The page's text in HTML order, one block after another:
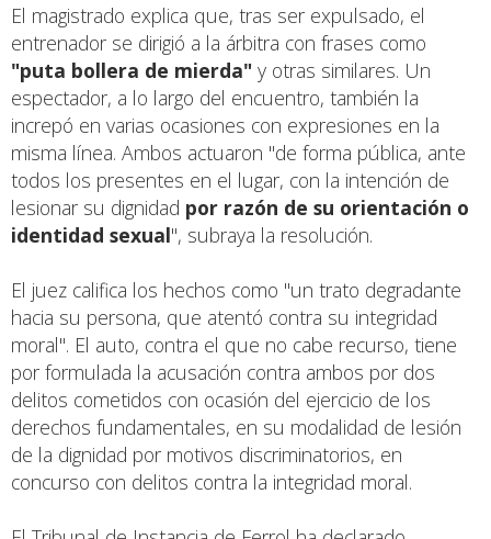
El magistrado explica que, tras ser expulsado, el
entrenador se dirigió a la árbitra con frases como
"puta bollera de mierda" y otras similares. Un
espectador, a lo largo del encuentro, también la
increpó en varias ocasiones con expresiones en la
misma línea. Ambos actuaron "de forma pública, ante
todos los presentes en el lugar, con la intención de
lesionar su dignidad por razón de su orientación o
identidad sexual", subraya la resolución.
El juez califica los hechos como "un trato degradante
hacia su persona, que atentó contra su integridad
moral". El auto, contra el que no cabe recurso, tiene
por formulada la acusación contra ambos por dos
delitos cometidos con ocasión del ejercicio de los
derechos fundamentales, en su modalidad de lesión
de la dignidad por motivos discriminatorios, en
concurso con delitos contra la integridad moral.